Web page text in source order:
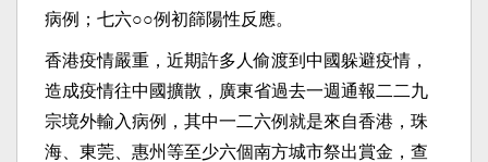
病例；七六○○例初篩陽性反應。
香港疫情嚴重，近期許多人偷渡到中國躲避疫情，
造成疫情往中國擴散，廣東省過去一週通報二二九
宗境外輸入病例，其中一二六例就是來自香港，珠
海、東莞、惠州等至少六個南方城市祭出賞金，查